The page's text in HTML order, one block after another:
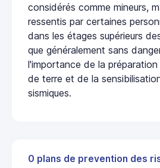
considérés comme mineurs,
ressentis par certaines
dans les étages supérieurs
que généralement sans
l'importance de la
de terre et de la
sismiques.
0 plans de prevention des